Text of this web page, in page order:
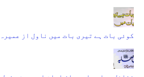
کوئی بات ہے تیری بات میں ناول از